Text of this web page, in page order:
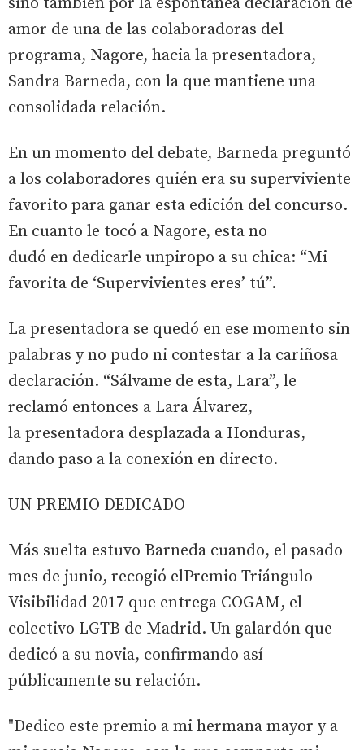
amor de una de las colaboradoras del
programa, Nagore, hacia la presentadora,
Sandra Barneda, con la que mantiene una
consolidada relación.
En un momento del debate, Barneda preguntó
a los colaboradores quién era su superviviente
favorito para ganar esta edición del concurso.
En cuanto le tocó a Nagore, esta no
dudó en dedicarle unpiropo a su chica: “Mi
favorita de ‘Supervivientes eres’ tú”.
La presentadora se quedó en ese momento sin
palabras y no pudo ni contestar a la cariñosa
declaración. “Sálvame de esta, Lara”, le
reclamó entonces a Lara Álvarez,
la presentadora desplazada a Honduras,
dando paso a la conexión en directo.
UN PREMIO DEDICADO
Más suelta estuvo Barneda cuando, el pasado
mes de junio, recogió elPremio Triángulo
Visibilidad 2017 que entrega COGAM, el
colectivo LGTB de Madrid. Un galardón que
dedicó a su novia, confirmando así
públicamente su relación.
"Dedico este premio a mi hermana mayor y a